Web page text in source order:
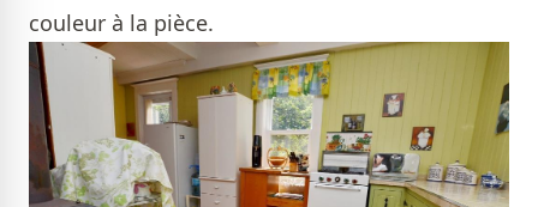
couleur à la pièce.